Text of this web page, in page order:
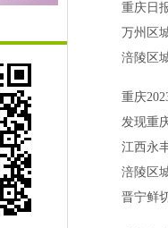
重庆日
万州区
涪陵区
重庆
发现重
江西永
涪陵区
晋宁鲜